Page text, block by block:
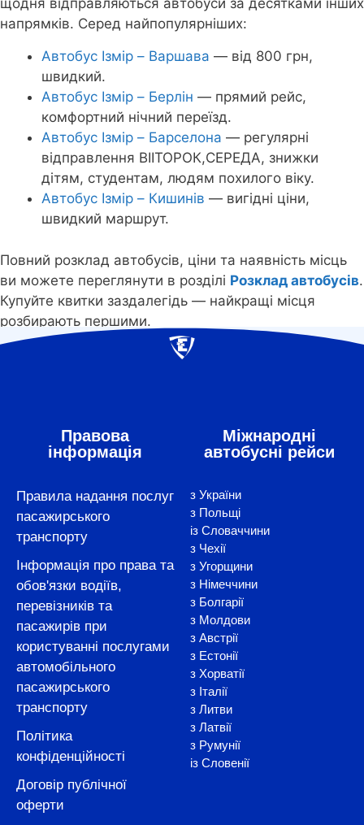
щодня відправляються автобуси за десятками інших
напрямків. Серед найпопулярніших:
Автобус Ізмір – Варшава — від 800 грн,
швидкий.
Автобус Ізмір – Берлін — прямий рейс,
комфортний нічний переїзд.
Автобус Ізмір – Барселона — регулярні
відправлення ВІІТОРОК,СЕРЕДА, знижки
дітям, студентам, людям похилого віку.
Автобус Ізмір – Кишинів — вигідні ціни,
швидкий маршрут.
Повний розклад автобусів, ціни та наявність місць
ви можете переглянути в розділі Розклад автобусів.
Купуйте квитки заздалегідь — найкращі місця
розбирають першими.
Правова
інформація
Правила надання послуг
пасажирського
транспорту
Інформація про права та
обов'язки водіїв,
перевізників та
пасажирів при
користуванні послугами
автомобільного
пасажирського
транспорту
Політика
конфіденційності
Договір публічної
оферти
Міжнародні
автобусні рейси
з України
з Польщі
із Словаччини
з Чехії
з Угорщини
з Німеччини
з Болгарії
з Молдови
з Австрії
з Естонії
з Хорватії
з Італії
з Литви
з Латвії
з Румунії
із Словенії